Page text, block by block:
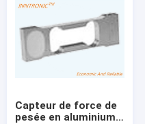
Capteur de force de
pesée en aluminium